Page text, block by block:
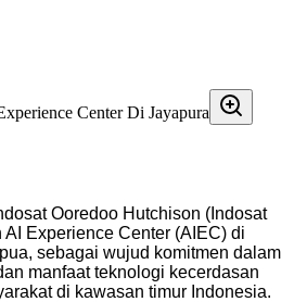
Ooredoo Hutchison (Indosat
Experience Center (AIEC) di
sebagai wujud komitmen dalam
manfaat teknologi kecerdasan
di kawasan timur Indonesia.